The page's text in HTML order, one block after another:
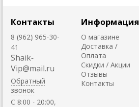
Контакты
8 (962) 965-30-
41
Shaik-
Vip@mail.ru
Обратный
звонок
C 8:00 - 20:00,
Информация
О магазине
Доставка /
Оплата
Скидки / Акции
Отзывы
Контакты